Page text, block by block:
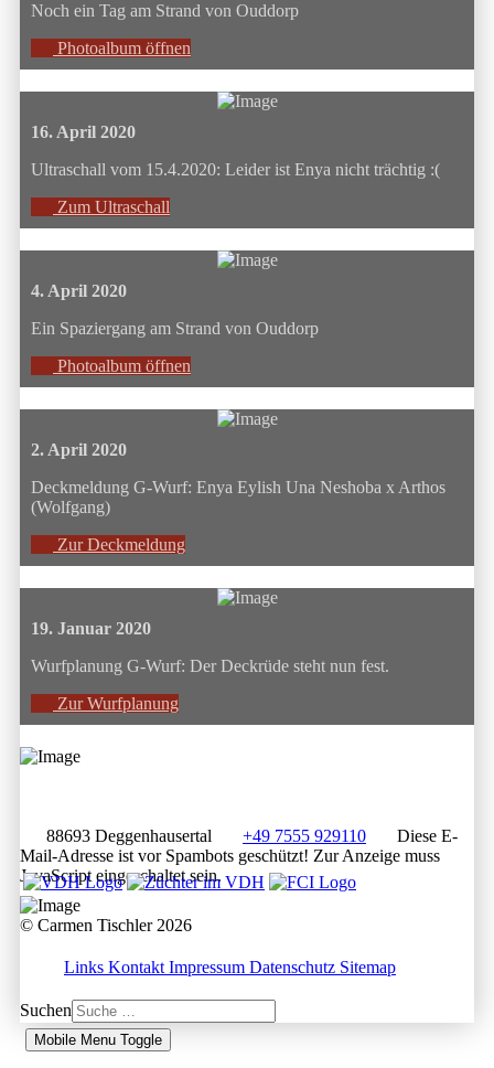
Noch ein Tag am Strand von Ouddorp
Photoalbum öffnen
16. April 2020
Ultraschall vom 15.4.2020: Leider ist Enya nicht trächtig :(
Zum Ultraschall
4. April 2020
Ein Spaziergang am Strand von Ouddorp
Photoalbum öffnen
2. April 2020
Deckmeldung G-Wurf: Enya Eylish Una Neshoba x Arthos
(Wolfgang)
Zur Deckmeldung
19. Januar 2020
Wurfplanung G-Wurf: Der Deckrüde steht nun fest.
Zur Wurfplanung
88693 Deggenhausertal +49 7555 929110
Diese E-
Mail-Adresse ist vor Spambots geschützt! Zur Anzeige muss
JavaScript eingeschaltet sein.
© Carmen Tischler 2026
Links Kontakt Impressum Datenschutz Sitemap
Suchen
Mobile Menu Toggle